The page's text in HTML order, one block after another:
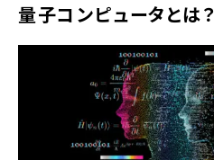
量子コンピュータとは？